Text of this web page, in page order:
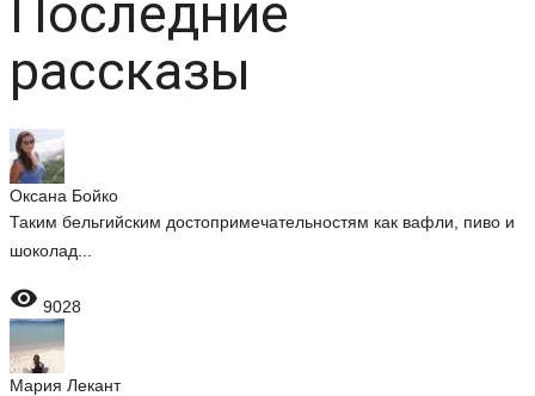
Последние
рассказы
Оксана Бойко
Таким бельгийским достопримечательностям как вафли, пиво и
шоколад...
 9028
Мария Лекант